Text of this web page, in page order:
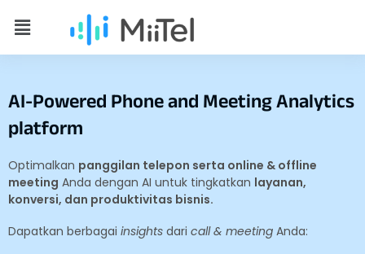
AI-Powered Phone and Meeting Analytics
platform
Optimalkan panggilan telepon serta online & offline
meeting Anda dengan AI untuk tingkatkan layanan,
konversi, dan produktivitas bisnis.
Dapatkan berbagai insights dari call & meeting Anda: